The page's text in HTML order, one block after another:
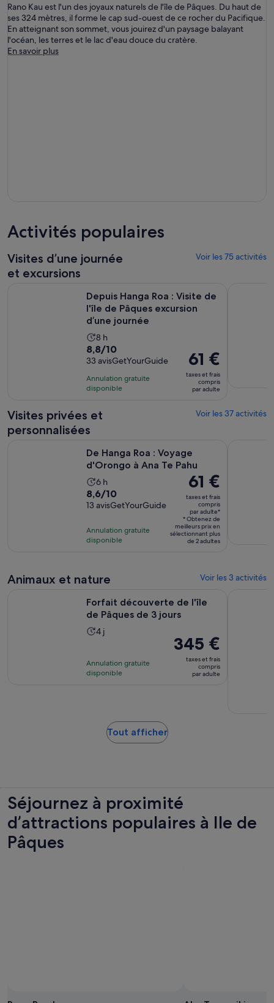
Rano Kau est l'un des joyaux naturels de l'île de Pâques. Du haut de
ses 324 mètres, il forme le cap sud-ouest de ce rocher du Pacifique.
En atteignant son sommet, vous jouirez d'un paysage balayant
l'océan, les terres et le lac d'eau douce du cratère.
En savoir plus
Activités populaires
Visites d’une journée
et excursions
Voir les 75 activités
Depuis Hanga Roa : Visite de
l'île de Pâques excursion
d’une journée
Durée
de
l’activité :
8 heures
8 h
8.8
sur
10
pour
8,8/10
33 avisGetYourGuide
Annulation gratuite
disponible
Le
prix
est
de 61 €.
adulte
61 €
taxes et frais
compris
par adulte
Visites privées et
personnalisées
Voir les 37 activités
De Hanga Roa : Voyage
d'Orongo à Ana Te Pahu
Durée
de
l’activité :
6 h
8.6
sur
pour
13 avis
8,6/10
13 avisGetYourGuide
Annulation gratuite
disponible
Le
prix
est
de 61 €.
par
adulte*
61 €
taxes et frais
compris
par adulte*
* Obtenez de
meilleurs prix en
sélectionnant plus
de 2 adultes
Animaux et nature Voir les 3 activités
Forfait découverte de l'île
de Pâques de 3 jours
Durée
l’activité :
4 jours
4 j
Annulation gratuite
disponible
Le
prix
de 345 €.
345 €
taxes et frais
compris
par adulte
Tout afficherS’ouvre
Séjournez à proximité
d’attractions populaires à Ile de
Pâques